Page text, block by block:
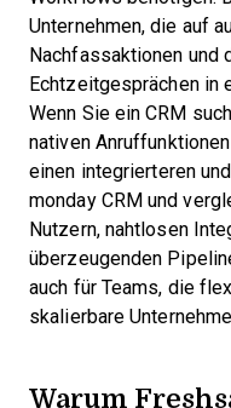
Unternehmen, die auf
Nachfassaktionen und
Echtzeitgesprächen in
Wenn Sie ein CRM
nativen
einen integrierteren
monday CRM und
Nutzern, nahtlosen
überzeugenden
auch für Teams, die
skalierbare
Warum